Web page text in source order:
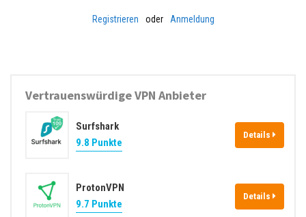
Registrieren oder Anmeldung
Vertrauenswürdige VPN Anbieter
Surfshark
9.8 Punkte
Details
ProtonVPN
9.7 Punkte
Details